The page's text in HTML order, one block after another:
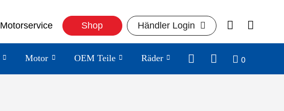
Motorservice Shop Händler Login
Motor OEM Teile Räder 0